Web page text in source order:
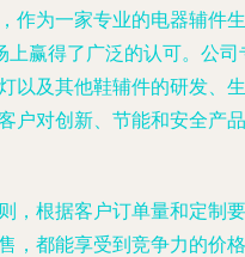
作为一家专业的电器辅件生
上赢得了广泛的认可。公司
以及其他鞋辅件的研发、生
户对创新、节能和安全产品
，根据客户订单量和定制要
，都能享受到竞争力的价格